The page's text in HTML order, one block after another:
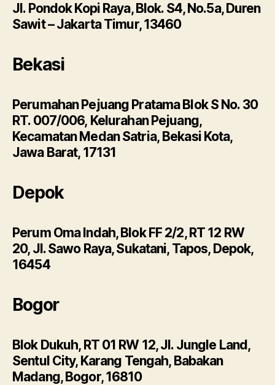
Jl. Pondok Kopi Raya, Blok. S4, No.5a, Duren
Sawit – Jakarta Timur, 13460
Bekasi
Perumahan Pejuang Pratama Blok S No. 30
RT. 007/006, Kelurahan Pejuang,
Kecamatan Medan Satria, Bekasi Kota,
Jawa Barat, 17131
Depok
Perum Oma Indah, Blok FF 2/2, RT 12 RW
20, Jl. Sawo Raya, Sukatani, Tapos, Depok,
16454
Bogor
Blok Dukuh, RT 01 RW 12, Jl. Jungle Land,
Sentul City, Karang Tengah, Babakan
Madang, Bogor, 16810